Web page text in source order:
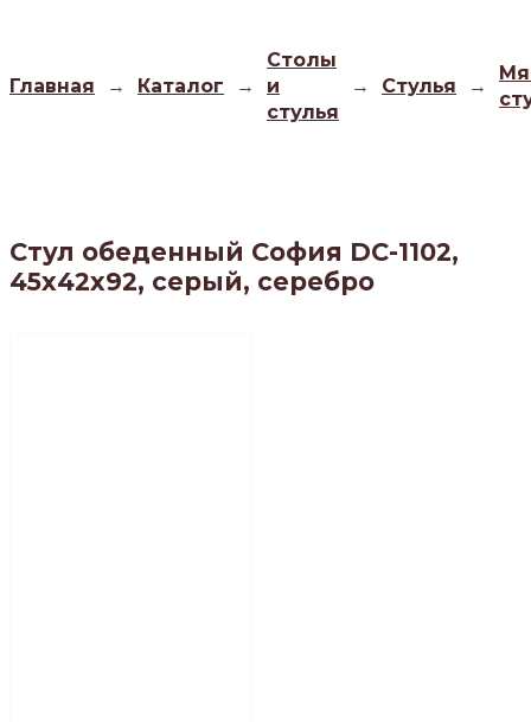
Главная → Каталог →
Столы
и
стулья
→ Стулья →
Стул обеденный София DC-1102,
45х42х92, серый, серебро